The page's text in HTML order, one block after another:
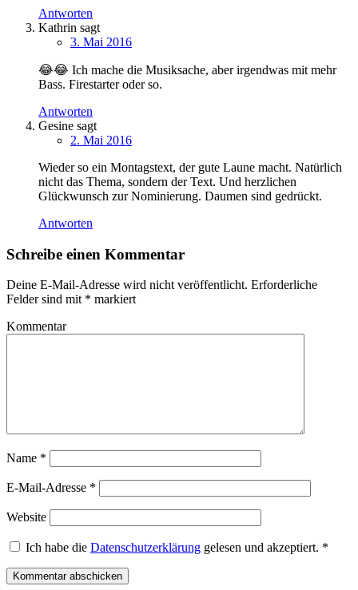
Antworten
Kathrin sagt
3. Mai 2016
😂😂 Ich mache die Musiksache, aber irgendwas mit mehr
Bass. Firestarter oder so.
Antworten
Gesine sagt
2. Mai 2016
Wieder so ein Montagstext, der gute Laune macht. Natürlich
nicht das Thema, sondern der Text. Und herzlichen
Glückwunsch zur Nominierung. Daumen sind gedrückt.
Antworten
Schreibe einen Kommentar
Deine E-Mail-Adresse wird nicht veröffentlicht. Erforderliche
Felder sind mit * markiert
Kommentar
Name *
E-Mail-Adresse *
Website
Ich habe die Datenschutzerklärung gelesen und akzeptiert. *